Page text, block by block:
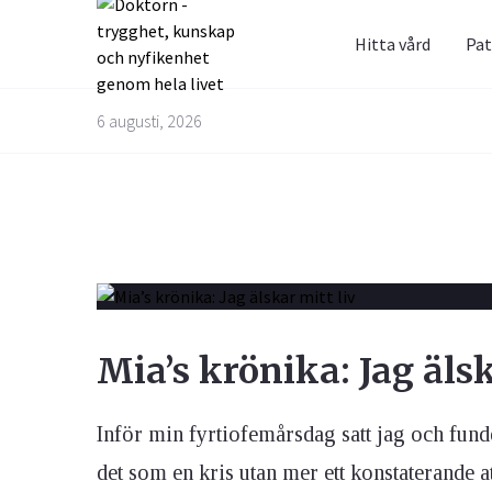
Hitta vård
6 augusti, 2026
Mia’s krönika: Jag
Inför min fyrtiofemårsdag satt jag och
det som en kris utan mer ett
Jag